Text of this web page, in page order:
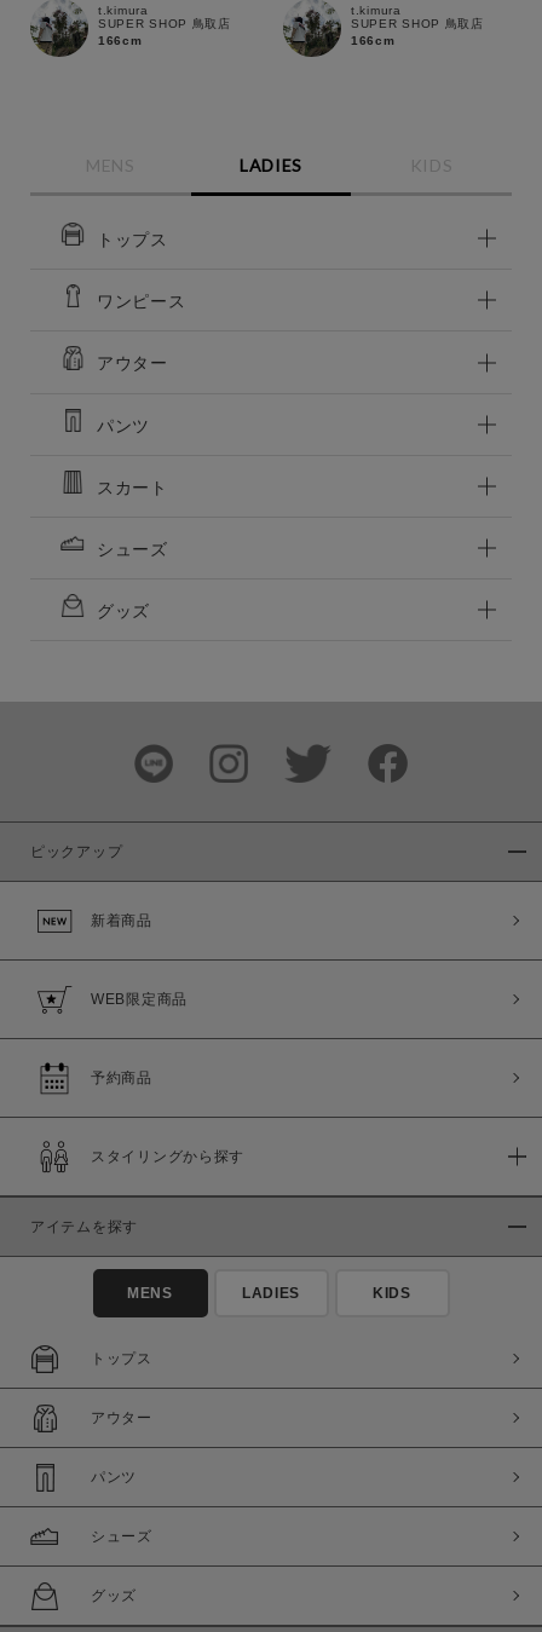
この条件で絞り込む
t.kimura
SUPER SHOP 鳥取店
166cm
t.kimura
SUPER SHOP 鳥取店
166cm
MENS LADIES KIDS
トップス
ワンピース
アウター
パンツ
スカート
シューズ
グッズ
ピックアップ
新着商品
WEB限定商品
予約商品
スタイリングから探す
アイテムを探す
MENS LADIES KIDS
トップス
アウター
パンツ
シューズ
グッズ